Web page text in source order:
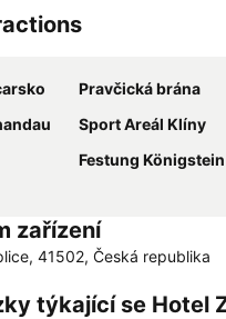
Pravčická brána
Sport Areál Klíny
Festung Königstein
zařízení
41502, Česká republika
týkající se Hotel